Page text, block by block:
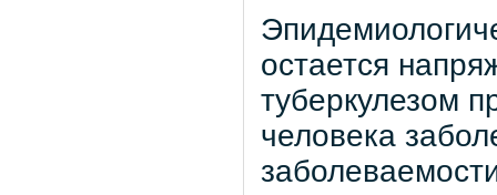
остается
туберкулезом
человека